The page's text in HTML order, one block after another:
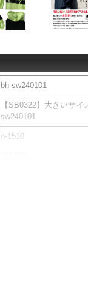
bh-sw240101
【SB0322】大きいサ
sw240101
n-1510